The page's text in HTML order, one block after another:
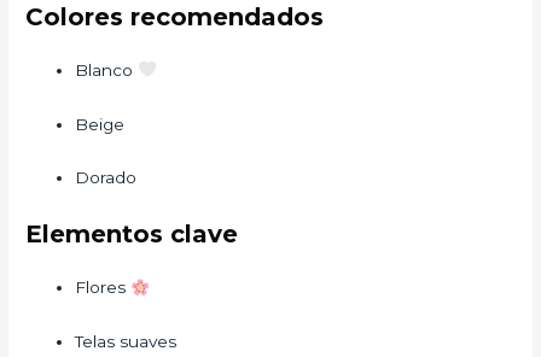
Colores recomendados
Blanco
Beige
Dorado
Elementos clave
Flores
Telas suaves